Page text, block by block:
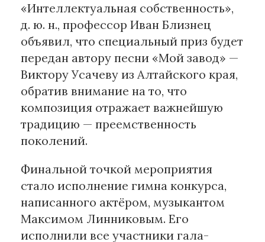
«Интеллектуальная собственность»,
д. ю. н., профессор Иван Близнец
объявил, что специальный приз будет
передан автору песни «Мой завод» —
Виктору Усачеву из Алтайского края,
обратив внимание на то, что
композиция отражает важнейшую
традицию — преемственность
поколений.
Финальной точкой мероприятия
стало исполнение гимна конкурса,
написанного актёром, музыкантом
Максимом Линниковым. Его
исполнили все участники гала-